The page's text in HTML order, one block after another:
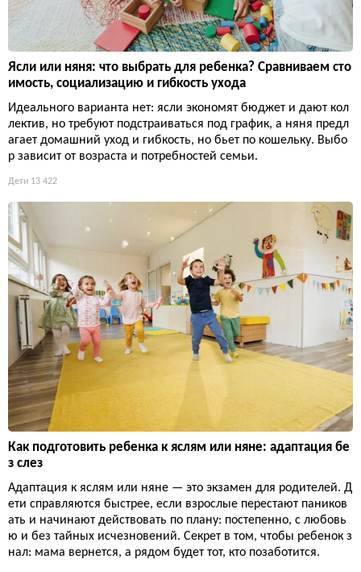
Ясли или няня: что выбрать для ребенка? Сравниваем сто
имость, социализацию и гибкость ухода
Идеального варианта нет: ясли экономят бюджет и дают кол
лектив, но требуют подстраиваться под график, а няня предл
агает домашний уход и гибкость, но бьет по кошельку. Выбо
р зависит от возраста и потребностей семьи.
Дети 13 422
Как подготовить ребенка к яслям или няне: адаптация бе
з слез
Адаптация к яслям или няне — это экзамен для родителей. Д
ети справляются быстрее, если взрослые перестают паников
ать и начинают действовать по плану: постепенно, с любовь
ю и без тайных исчезновений. Секрет в том, чтобы ребенок з
нал: мама вернется, а рядом будет тот, кто позаботится.